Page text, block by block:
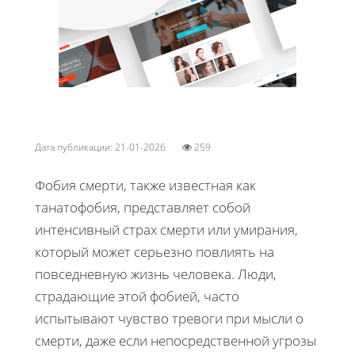
Дата публикации: 21-01-2026 259
Фобия смерти, также известная как
танатофобия, представляет собой
интенсивный страх смерти или умирания,
который может серьезно повлиять на
повседневную жизнь человека. Люди,
страдающие этой фобией, часто
испытывают чувство тревоги при мысли о
смерти, даже если непосредственной угрозы